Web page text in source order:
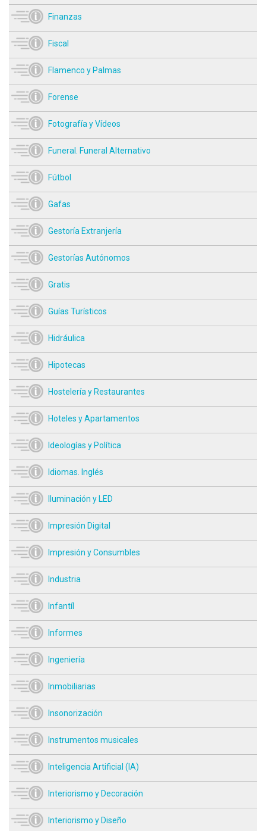
Finanzas
Fiscal
Flamenco y Palmas
Forense
Fotografía y Vídeos
Funeral. Funeral Alternativo
Fútbol
Gafas
Gestoría Extranjería
Gestorías Autónomos
Gratis
Guías Turísticos
Hidráulica
Hipotecas
Hostelería y Restaurantes
Hoteles y Apartamentos
Ideologías y Política
Idiomas. Inglés
Iluminación y LED
Impresión Digital
Impresión y Consumbles
Industria
Infantíl
Informes
Ingeniería
Inmobiliarias
Insonorización
Instrumentos musicales
Inteligencia Artificial (IA)
Interiorismo y Decoración
Interiorismo y Diseño